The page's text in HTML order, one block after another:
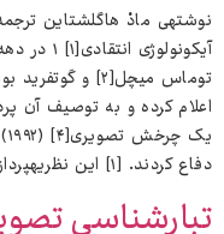
نوشته‌ی مادْ هاگلشتاین
اعلام کرده و به توصیف آن
دفاع کردند. [۱] این نظریه‌پردازان، […]
تبارشناسی